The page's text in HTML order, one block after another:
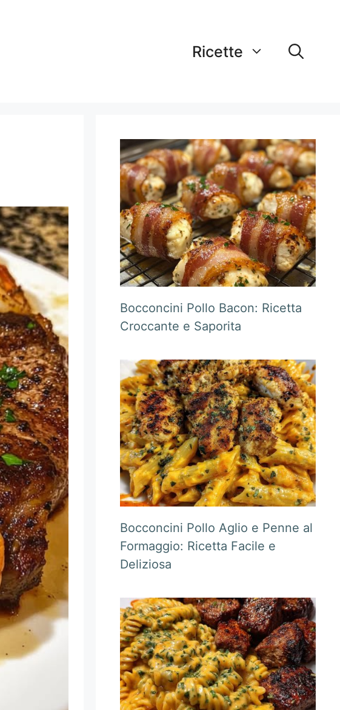
Ricette
Bocconcini Pollo Bacon: Ricetta
Croccante e Saporita
Bocconcini Pollo Aglio e Penne al
Formaggio: Ricetta Facile e
Deliziosa